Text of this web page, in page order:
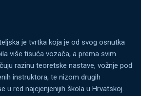
je tvrtka koja je od svog osnutka
više tisuća vozača, a prema svim
razinu teoretske nastave, vožnje pod
instruktora, te nizom drugih
u red najcjenjenijih škola u Hrvatskoj.